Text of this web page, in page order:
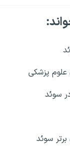
علوم پزشکی
سوئد
سوئد